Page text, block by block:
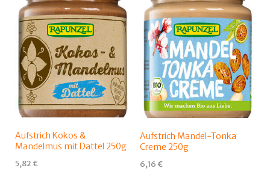
Aufstrich Kokos &
Mandelmus mit Dattel 250g
5,82 €
Aufstrich Mandel-Tonka
Creme 250g
6,16 €